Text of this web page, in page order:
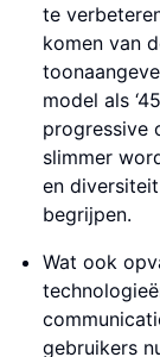
te
komen van
model als
progressive
slimmer
en
begrijpen.
Wat ook
gebruikers